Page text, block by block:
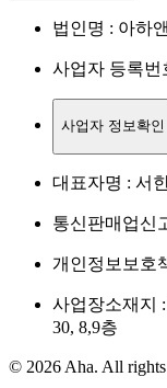
법인명 : 아하
사업자 등록번
사업자 정보확인
대표자명 : 서
통신판매업신
개인정보보호
사업장소재지
30, 8,9층
© 2026 Aha. All rights